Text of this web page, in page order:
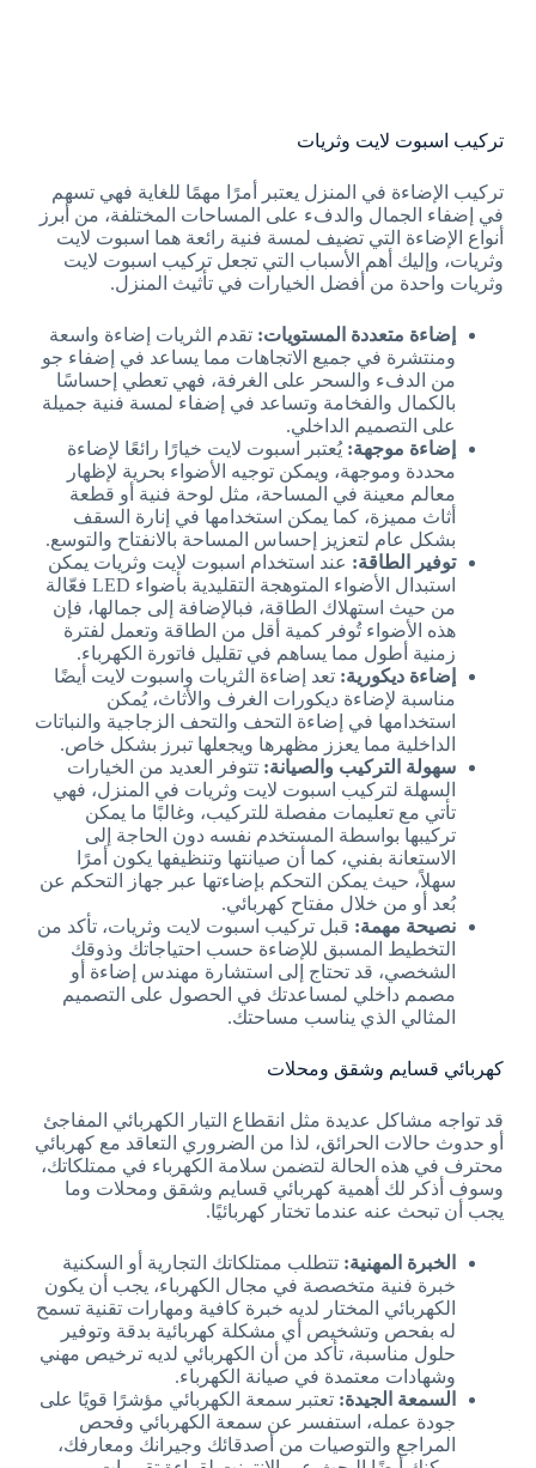
تركيب اسبوت لايت وثريات
تركيب الإضاءة في المنزل يعتبر أمرًا مهمًا للغاية فهي تسهم
في إضفاء الجمال والدفء على المساحات المختلفة، من أبرز
أنواع الإضاءة التي تضيف لمسة فنية رائعة هما اسبوت لايت
وثريات، وإليك أهم الأسباب التي تجعل تركيب اسبوت لايت
وثريات واحدة من أفضل الخيارات في تأثيث المنزل.
إضاءة متعددة المستويات: تقدم الثريات إضاءة واسعة
ومنتشرة في جميع الاتجاهات مما يساعد في إضفاء جو
من الدفء والسحر على الغرفة، فهي تعطي إحساسًا
بالكمال والفخامة وتساعد في إضفاء لمسة فنية جميلة
على التصميم الداخلي.
إضاءة موجهة:يُعتبر اسبوت لايت خيارًا رائعًا لإضاءة
محددة وموجهة، ويمكن توجيه الأضواء بحرية لإظهار
معالم معينة في المساحة، مثل لوحة فنية أو قطعة
أثاث مميزة، كما يمكن استخدامها في إنارة السقف
بشكل عام لتعزيز إحساس المساحة بالانفتاح والتوسع.
توفير الطاقة: عند استخدام اسبوت لايت وثريات يمكن
استبدال الأضواء المتوهجة التقليدية بأضواء LED فعّالة
من حيث استهلاك الطاقة، فبالإضافة إلى جمالها، فإن
هذه الأضواء تُوفر كمية أقل من الطاقة وتعمل لفترة
زمنية أطول مما يساهم في تقليل فاتورة الكهرباء.
إضاءة ديكورية: تعد إضاءة الثريات واسبوت لايت أيضًا
مناسبة لإضاءة ديكورات الغرف والأثاث، يُمكن
استخدامها في إضاءة التحف والتحف الزجاجية والنباتات
الداخلية مما يعزز مظهرها ويجعلها تبرز بشكل خاص.
سهولة التركيب والصيانة: تتوفر العديد من الخيارات
السهلة لتركيب اسبوت لايت وثريات في المنزل، فهي
تأتي مع تعليمات مفصلة للتركيب، وغالبًا ما يمكن
تركيبها بواسطة المستخدم نفسه دون الحاجة إلى
الاستعانة بفني، كما أن صيانتها وتنظيفها يكون أمرًا
سهلاً، حيث يمكن التحكم بإضاءتها عبر جهاز التحكم عن
بُعد أو من خلال مفتاح كهربائي.
نصيحة مهمة: قبل تركيب اسبوت لايت وثريات، تأكد من
التخطيط المسبق للإضاءة حسب احتياجاتك وذوقك
الشخصي، قد تحتاج إلى استشارة مهندس إضاءة أو
مصمم داخلي لمساعدتك في الحصول على التصميم
المثالي الذي يناسب مساحتك.
كهربائي قسايم وشقق ومحلات
قد تواجه مشاكل عديدة مثل انقطاع التيار الكهربائي المفاجئ
أو حدوث حالات الحرائق، لذا من الضروري التعاقد مع كهربائي
محترف في هذه الحالة لتضمن سلامة الكهرباء في ممتلكاتك،
وسوف أذكر لك أهمية كهربائي قسايم وشقق ومحلات وما
يجب أن تبحث عنه عندما تختار كهربائيًا.
الخبرة المهنية: تتطلب ممتلكاتك التجارية أو السكنية
خبرة فنية متخصصة في مجال الكهرباء، يجب أن يكون
الكهربائي المختار لديه خبرة كافية ومهارات تقنية تسمح
له بفحص وتشخيص أي مشكلة كهربائية بدقة وتوفير
حلول مناسبة، تأكد من أن الكهربائي لديه ترخيص مهني
وشهادات معتمدة في صيانة الكهرباء.
السمعة الجيدة: تعتبر سمعة الكهربائي مؤشرًا قويًا على
جودة عمله، استفسر عن سمعة الكهربائي وفحص
المراجع والتوصيات من أصدقائك وجيرانك ومعارفك،